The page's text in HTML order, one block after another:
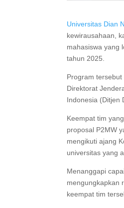
Universitas Dian
kewirausahaan,
mahasiswa yang
tahun 2025.
Program
Direktorat
Indonesia (Ditjen
Keempat tim
proposal P2MW
mengikuti ajang
universitas yang
Menanggapi
mengungkapkan
keempat tim